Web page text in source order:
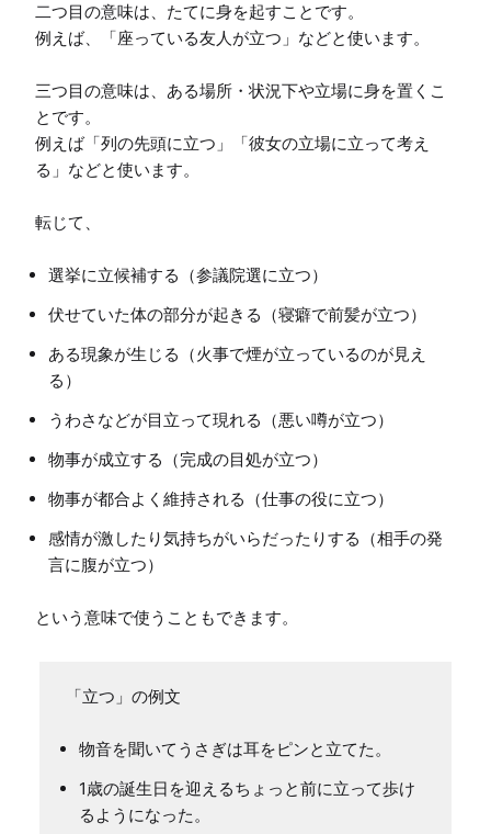
二つ目の意味は、たてに身を起すことです。
例えば、「座っている友人が立つ」などと使います。
三つ目の意味は、ある場所・状況下や立場に身を置くこ
とです。
例えば「列の先頭に立つ」「彼女の立場に立って考え
る」などと使います。
転じて、
選挙に立候補する（参議院選に立つ）
伏せていた体の部分が起きる（寝癖で前髪が立つ）
ある現象が生じる（火事で煙が立っているのが見え
る）
うわさなどが目立って現れる（悪い噂が立つ）
物事が成立する（完成の目処が立つ）
物事が都合よく維持される（仕事の役に立つ）
感情が激したり気持ちがいらだったりする（相手の発
言に腹が立つ）
という意味で使うこともできます。
「立つ」の例文
物音を聞いてうさぎは耳をピンと立てた。
1歳の誕生日を迎えるちょっと前に立って歩け
るようになった。